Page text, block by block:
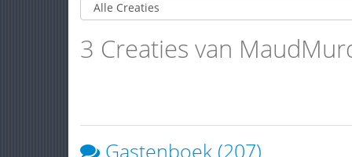
3 Creaties van
Gastenboek (207)